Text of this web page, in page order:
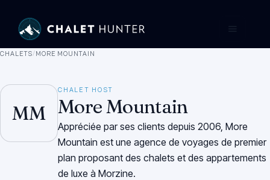
CHALETS/MORE MOUNTAIN
MM
CHALET HOST
More Mountain
Appréciée par ses clients depuis 2006, More
Mountain est une agence de voyages de premier
plan proposant des chalets et des appartements
de luxe à Morzine.